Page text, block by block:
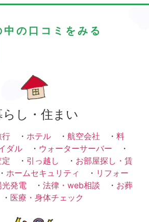
中の口コミをみる
らし・住まい
行 ・ ホテル ・ 航空会社 ・ 料
ダル ・ ウォーターサーバー ・
・ 引っ越し ・ お部屋探し・賃
ホームセキュリティ ・ リフォー
光発電 ・ 法律・web相談 ・ お葬
医療・身体チェック